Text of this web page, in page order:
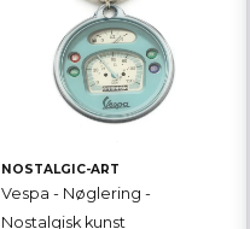
NOSTALGIC-ART
Vespa - Nøglering -
Nostalgisk kunst